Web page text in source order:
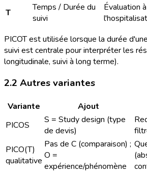
T
Temps / Durée du
suivi
Évaluation
PICOT est utilisée lorsque la durée
suivi est centrale pour interpréter les
longitudinale, suivi à long terme).
2.2 Autres variantes
Variante Ajout
PICOS
S = Study design (type
de devis)
PICO(T)
qualitative
Pas de C (comparaison) ;
O =
expérience/phénomène